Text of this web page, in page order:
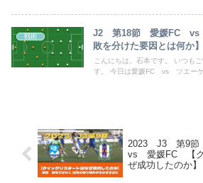
戦術
J2 第18節 愛媛FC vs
敗を分けた要因とは何か】
こんにちは。石本です。 いつも
す。 今日は愛媛FC vs ツエー
2023 J3 第9節
vs 愛媛FC 【ク
ぜ成功したのか】